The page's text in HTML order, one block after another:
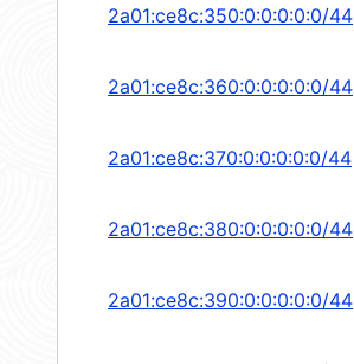
2a01:ce8c:350:0:0:0:0:0/44
2a01:ce8c:360:0:0:0:0:0/44
2a01:ce8c:370:0:0:0:0:0/44
2a01:ce8c:380:0:0:0:0:0/44
2a01:ce8c:390:0:0:0:0:0/44